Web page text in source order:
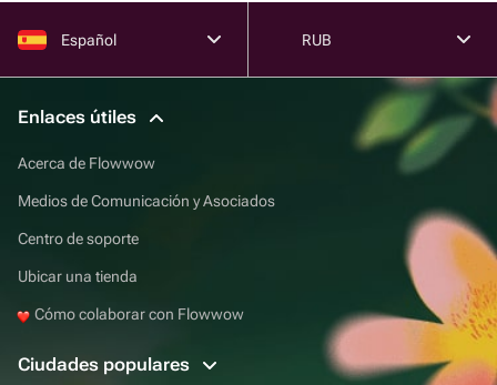
Español RUB
Enlaces útiles
Acerca de Flowwow
Medios de Comunicación y Asociados
Centro de soporte
Ubicar una tienda
Cómo colaborar con Flowwow
Ciudades populares